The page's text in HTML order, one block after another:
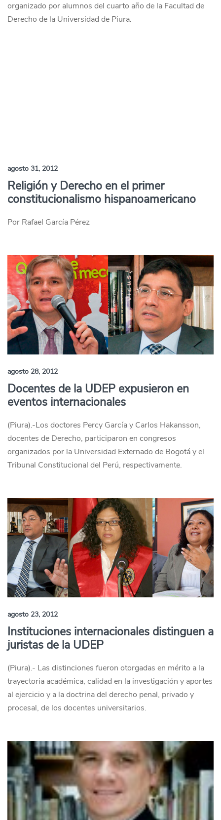
organizado por alumnos del cuarto año de la Facultad de
Derecho de la Universidad de Piura.
agosto 31, 2012
Religión y Derecho en el primer
constitucionalismo hispanoamericano
Por Rafael García Pérez
agosto 28, 2012
Docentes de la UDEP expusieron en
eventos internacionales
(Piura).-Los doctores Percy García y Carlos Hakansson,
docentes de Derecho, participaron en congresos
organizados por la Universidad Externado de Bogotá y el
Tribunal Constitucional del Perú, respectivamente.
agosto 23, 2012
Instituciones internacionales distinguen a
juristas de la UDEP
(Piura).- Las distinciones fueron otorgadas en mérito a la
trayectoria académica, calidad en la investigación y aportes
al ejercicio y a la doctrina del derecho penal, privado y
procesal, de los docentes universitarios.